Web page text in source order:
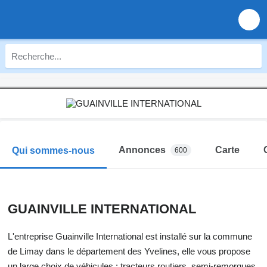
Qui sommes-nous Annonces 600 Carte
GUAINVILLE INTERNATIONAL
L'entreprise Guainville International est installé sur la commune
de Limay dans le département des Yvelines, elle vous propose